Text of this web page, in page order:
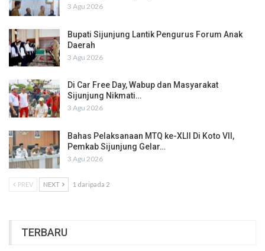
3 Agu 2026
Bupati Sijunjung Lantik Pengurus Forum Anak
Daerah
3 Agu 2026
Di Car Free Day, Wabup dan Masyarakat
Sijunjung Nikmati…
3 Agu 2026
Bahas Pelaksanaan MTQ ke-XLII Di Koto VII,
Pemkab Sijunjung Gelar…
3 Agu 2026
PREV NEXT 1 daripada 2
TERBARU